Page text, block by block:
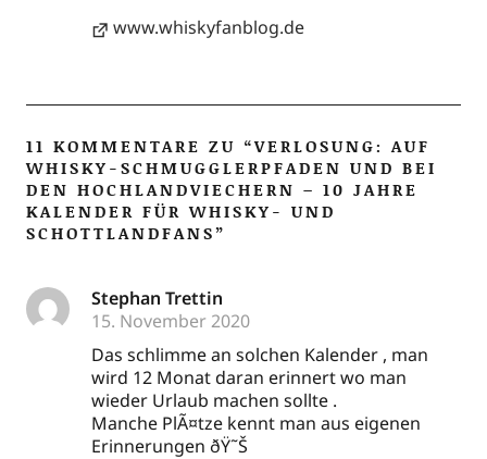
www.whiskyfanblog.de
11 KOMMENTARE ZU “VERLOSUNG: AUF
WHISKY-SCHMUGGLERPFADEN UND BEI
DEN HOCHLANDVIECHERN – 10 JAHRE
KALENDER FÜR WHISKY- UND
SCHOTTLANDFANS”
Stephan Trettin
15. November 2020
Das schlim­me an sol­chen Kalen­der , man
wird 12 Monat dar­an erin­nert wo man
wie­der Urlaub machen sollte .
Man­che PlÃ¤tze kennt man aus eige­nen
Erin­ne­run­gen ðŸ˜Š